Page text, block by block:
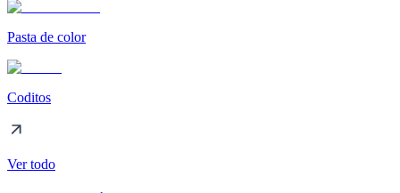
Pasta de color
Coditos
Ver todo